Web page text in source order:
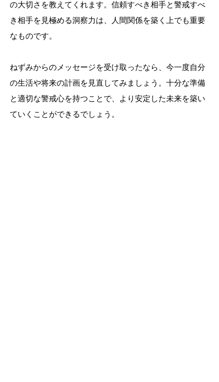
の大切さを教えてくれます。信頼すべき相手と警戒すべ
き相手を見極める洞察力は、人間関係を築く上でも重要
なものです。
ねずみからのメッセージを受け取ったなら、今一度自分
の生活や将来の計画を見直してみましょう。十分な準備
と適切な警戒心を持つことで、より安定した未来を築い
ていくことができるでしょう。